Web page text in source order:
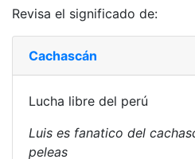
Revisa el significado de:
Cachascán
Lucha libre del perú
Luis es fanatico del
peleas